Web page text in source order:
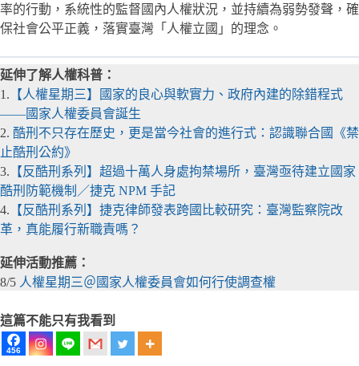
率的行動，系統性的監督國內人權狀況，並持續為弱勢發聲，確
保社會公平正義，落實臺灣「人權立國」的理念。
延伸了解人權科普：
1. 【人權星期三】國家的良心與軟實力、政府內建的除錯程式
——國家人權委員會誕生
2. 酷刑不只存在歷史，更是當今社會的進行式：認識聯合國《禁
止酷刑公約》
3. 【反酷刑系列】超過十萬人身處拘禁場所，臺灣亟待建立國家
酷刑防範機制／捷克 NPM 手記
4. 【反酷刑系列】捷克律師發表跨國比較研究：臺灣監察院改
革，真能履行新職責嗎？
延伸活動推薦：
8/5 人權星期三＠國家人權委員會如何行使調查權
這篇不能只有我看到
456